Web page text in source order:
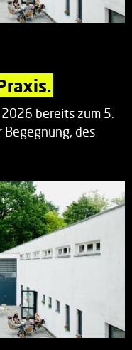
2026 bereits zum 5.
Begegnung, des